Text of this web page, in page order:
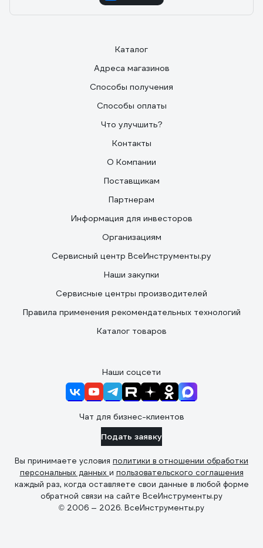
Каталог
Адреса магазинов
Способы получения
Способы оплаты
Что улучшить?
Контакты
О Компании
Поставщикам
Партнерам
Информация для инвесторов
Организациям
Сервисный центр ВсеИнструменты.ру
Наши закупки
Сервисные центры производителей
Правила применения рекомендательных технологий
Каталог товаров
Наши соцсети
Чат для бизнес-клиентов
Подать заявку
Вы принимаете условия политики в отношении обработки
персональных данных и пользовательского соглашения
каждый раз, когда оставляете свои данные в любой форме
обратной связи на сайте ВсеИнструменты.ру
© 2006 — 2026. ВсеИнструменты.ру